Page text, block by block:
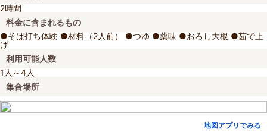
2時間
料金に含まれるもの
●そば打ち体験 ●材料（2人前） ●つゆ ●薬味 ●おろし大根 ●茹で上
げ
利用可能人数
1人～4人
集合場所
地図アプリでみる